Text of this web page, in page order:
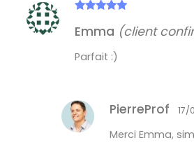
5
Emma (client
Parfait :)
PierreProf 17/
Merci Emma,